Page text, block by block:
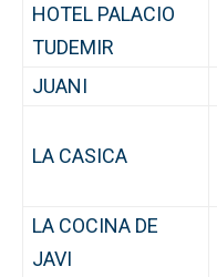
HOTEL PALACIO
TUDEMIR
JUANI
LA CASICA
LA COCINA DE
JAVI